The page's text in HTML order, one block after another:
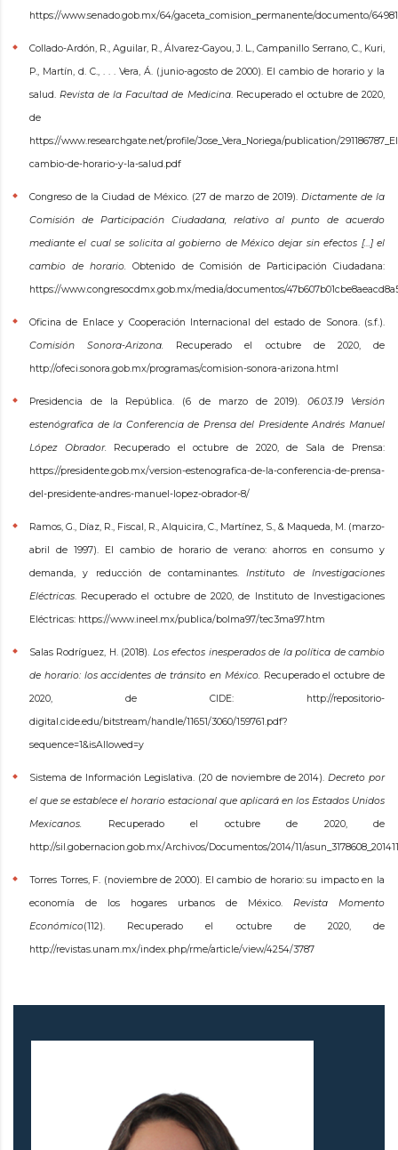
https://www.senado.gob.mx/64/gaceta_comision_permanente/documento/64981
Collado-Ardón, R., Aguilar, R., Álvarez-Gayou, J. L., Campanillo Serrano, C., Kuri,
P., Martín, d. C., . . . Vera, Á. (junio-agosto de 2000). El cambio de horario y la
salud.Revista de la Facultad de Medicina. Recuperado el octubre de 2020,
de
https://www.researchgate.net/profile/Jose_Vera_Noriega/publication/
cambio-de-horario-y-la-salud.pdf
Congreso de la Ciudad de México. (27 de marzo de 2019). Dictamente de la
Comisión de Participación Ciudadana, relativo al punto de acuerdo
mediante el cual se solicita al gobierno de México dejar sin efectos […] el
cambio de horario. Obtenido de Comisión de Participación Ciudadana:
https://www.congresocdmx.gob.mx/media/documentos/
Oficina de Enlace y Cooperación Internacional del estado de Sonora. (s.f.).
Comisión Sonora-Arizona. Recuperado el octubre de 2020, de
http://ofeci.sonora.gob.mx/programas/comision-sonora-arizona.html
Presidencia de la República. (6 de marzo de 2019).06.03.19 Versión
estenógrafica de la Conferencia de Prensa del Presidente Andrés Manuel
López Obrador. Recuperado el octubre de 2020, de Sala de Prensa:
https://presidente.gob.mx/version-estenografica-de-la-conferencia-de-prensa-
del-presidente-andres-manuel-lopez-obrador-8/
Ramos, G., Díaz, R., Fiscal, R., Alquicira, C., Martínez, S., & Maqueda, M. (marzo-
abril de 1997). El cambio de horario de verano: ahorros en consumo y
demanda, y reducción de contaminantes.Instituto de Investigaciones
Eléctricas. Recuperado el octubre de 2020, de Instituto de Investigaciones
Eléctricas: https://www.ineel.mx/publica/bolma97/tec3ma97.htm
Salas Rodríguez, H. (2018). Los efectos inesperados de la política de cambio
de horario: los accidentes de tránsito en México. Recuperado el octubre de
2020, de CIDE: http://repositorio-
digital.cide.edu/bitstream/handle/11651/3060/159761.pdf?
sequence=1&isAllowed=y
Sistema de Información Legislativa. (20 de noviembre de 2014).Decreto por
el que se establece el horario estacional que aplicará en los Estados Unidos
Mexicanos. Recuperado el octubre de 2020, de
http://sil.gobernacion.gob.mx/Archivos/Documentos/2014/11/
Torres Torres, F. (noviembre de 2000). El cambio de horario: su impacto en la
economía de los hogares urbanos de México. Revista Momento
Económico(112). Recuperado el octubre de 2020, de
http://revistas.unam.mx/index.php/rme/article/view/4254/3787